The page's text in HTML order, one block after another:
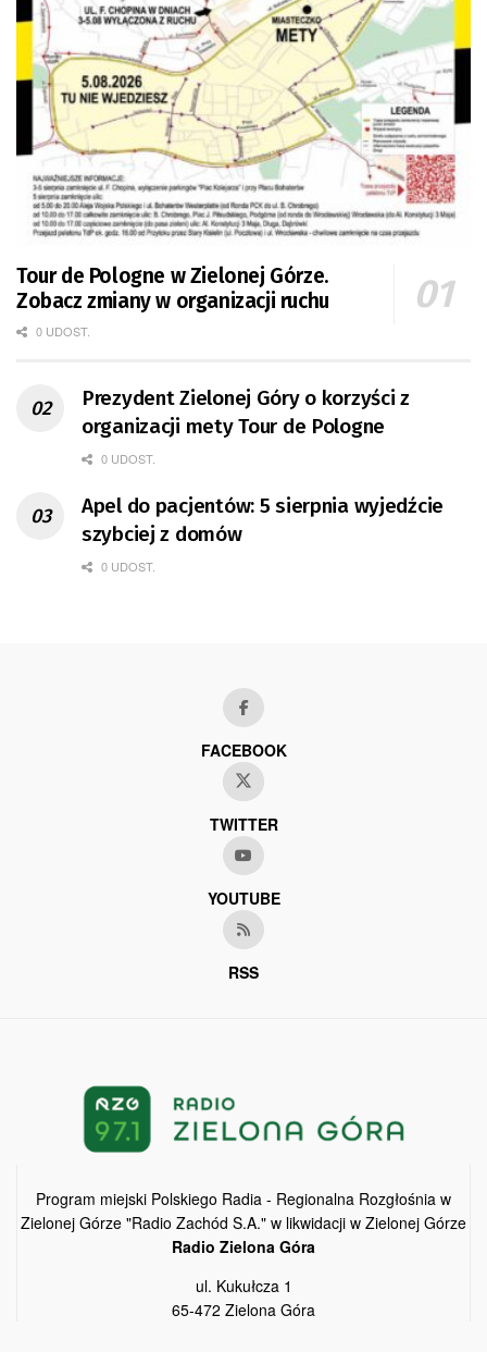
Tour de Pologne w Zielonej Górze.
Zobacz zmiany w organizacji ruchu
0 UDOST.
Prezydent Zielonej Góry o korzyści z
organizacji mety Tour de Pologne
0 UDOST.
Apel do pacjentów: 5 sierpnia wyjedźcie
szybciej z domów
0 UDOST.
FACEBOOK
TWITTER
YOUTUBE
RSS
Program miejski Polskiego Radia - Regionalna Rozgłośnia w
Zielonej Górze "Radio Zachód S.A." w likwidacji w Zielonej Górze
Radio Zielona Góra
ul. Kukułcza 1
65-472 Zielona Góra